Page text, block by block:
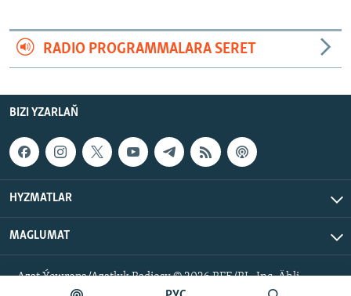
RADIO PROGRAMMALARA SERET
BIZI YZARLAŇ
HYZMATLAR
MAGLUMAT
Azat Ýewropa/Azatlyk Radiosy © 2026 RFE/RL, Inc. Ähli
hukuklar goralan.